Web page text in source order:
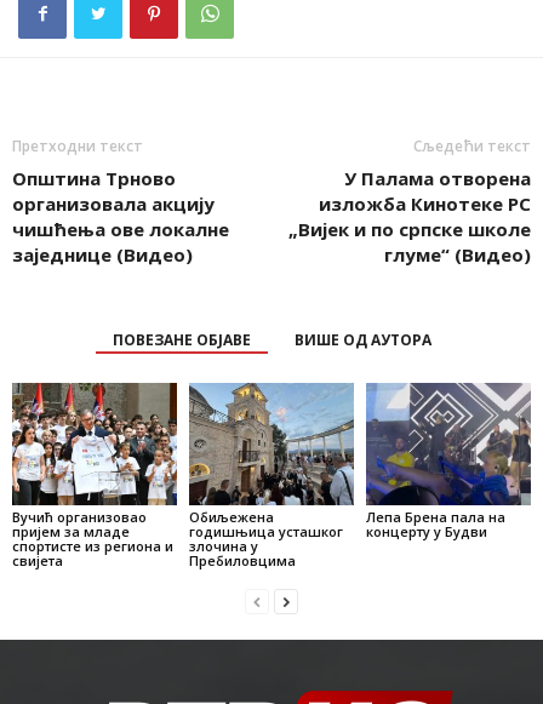
Претходни текст
Општина Трново
организовала акцију
чишћења ове локалне
заједнице (Видео)
Сљедећи текст
У Палама отворена
изложба Кинотеке РС
„Вијек и по српске школе
глуме“ (Видео)
ПОВЕЗАНЕ ОБЈАВЕ ВИШЕ ОД АУТОРА
Вучић организовао
пријем за младе
спортисте из региона и
свијета
Обиљежена
годишњица усташког
злочина у
Пребиловцима
Лепа Брена пала на
концерту у Будви